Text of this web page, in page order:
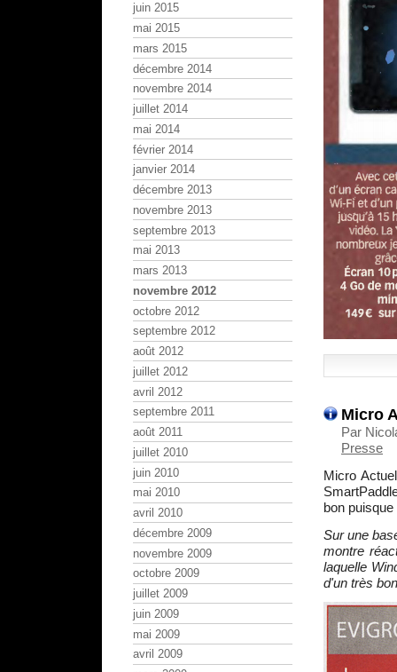
Micro
Par
Presse
Micro
bon
Sur une
montre
laquelle
d'un très
juin 2015
mai 2015
mars 2015
décembre 2014
novembre 2014
juillet 2014
mai 2014
février 2014
janvier 2014
décembre 2013
novembre 2013
septembre 2013
mai 2013
mars 2013
novembre 2012
octobre 2012
septembre 2012
août 2012
juillet 2012
avril 2012
septembre 2011
août 2011
juillet 2010
juin 2010
mai 2010
avril 2010
décembre 2009
novembre 2009
octobre 2009
juillet 2009
juin 2009
mai 2009
avril 2009